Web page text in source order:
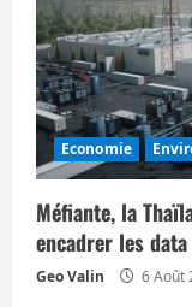
o
n
d
’
a
r
Economie
Méfiante, la
encadrer les
Geo Valin 6 Août